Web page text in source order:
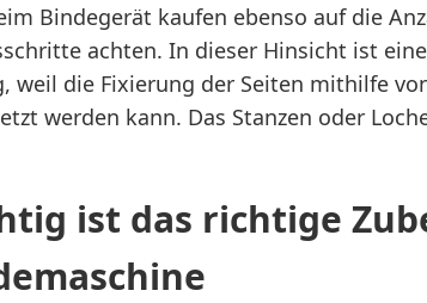
Bindegerät kaufen ebenso auf die
achten. In dieser Hinsicht ist
weil die Fixierung der Seiten mithilfe
werden kann. Das Stanzen oder
ist das richtige